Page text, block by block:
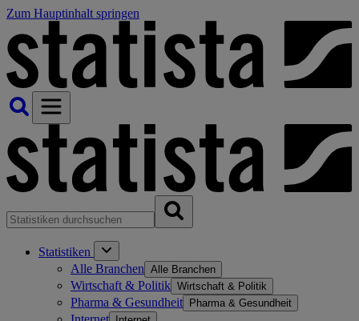
Zum Hauptinhalt springen
Statistiken
Alle Branchen Alle Branchen
Wirtschaft & Politik Wirtschaft & Politik
Pharma & Gesundheit Pharma & Gesundheit